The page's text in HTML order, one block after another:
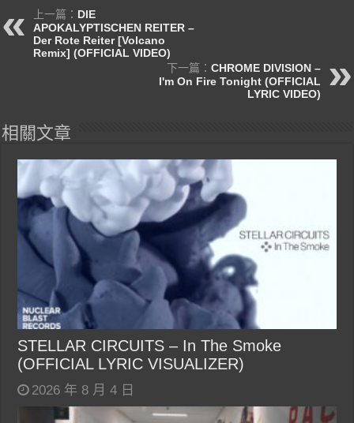
上一篇： DIE
APOKALYPTISCHEN REITER –
Der Rote Reiter [Volcano
Remix] (OFFICIAL VIDEO)
下一篇： CHROME DIVISION –
I'm On Fire Tonight (OFFICIAL
LYRIC VIDEO)
相關文章
STELLAR CIRCUITS – In The Smoke
(OFFICIAL LYRIC VISUALIZER)
2026 年 8 月 4 日